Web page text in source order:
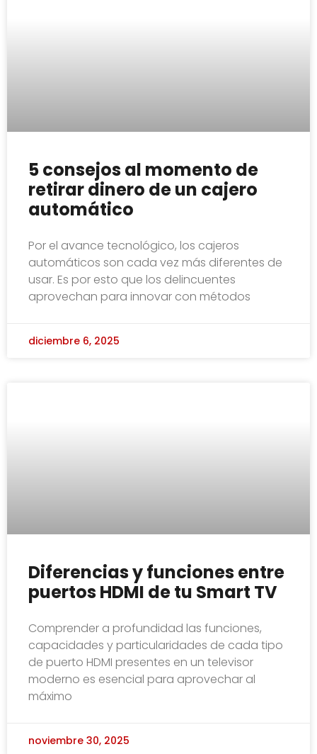
5 consejos al momento de
retirar dinero de un cajero
automático
Por el avance tecnológico, los cajeros
automáticos son cada vez más diferentes de
usar. Es por esto que los delincuentes
aprovechan para innovar con métodos
diciembre 6, 2025
Diferencias y funciones entre
puertos HDMI de tu Smart TV
Comprender a profundidad las funciones,
capacidades y particularidades de cada tipo
de puerto HDMI presentes en un televisor
moderno es esencial para aprovechar al
máximo
noviembre 30, 2025